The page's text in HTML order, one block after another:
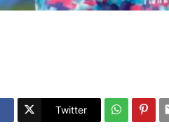
Twitter